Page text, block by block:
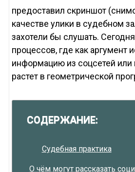
предоставил скриншот
качестве улики в судебном
захотели бы слушать.
процессов, где как аргумент
информацию из соцсетей
растет в геометрической
СОДЕРЖАНИЕ:
Судебная практика
О чём могут рассказать